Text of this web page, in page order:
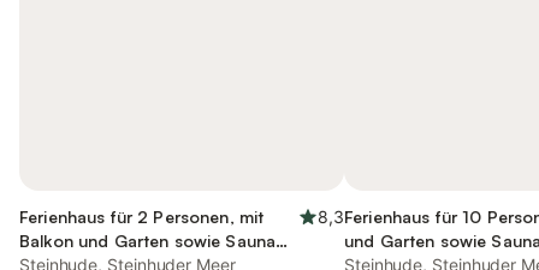
Ferienhaus für 2 Personen, mit
Balkon und Garten sowie Sauna
und Seeblick
8,3
Steinhude, Steinhuder Meer
Ferienhaus für 10
und Garten sowie
Steinhude, Steinhuder